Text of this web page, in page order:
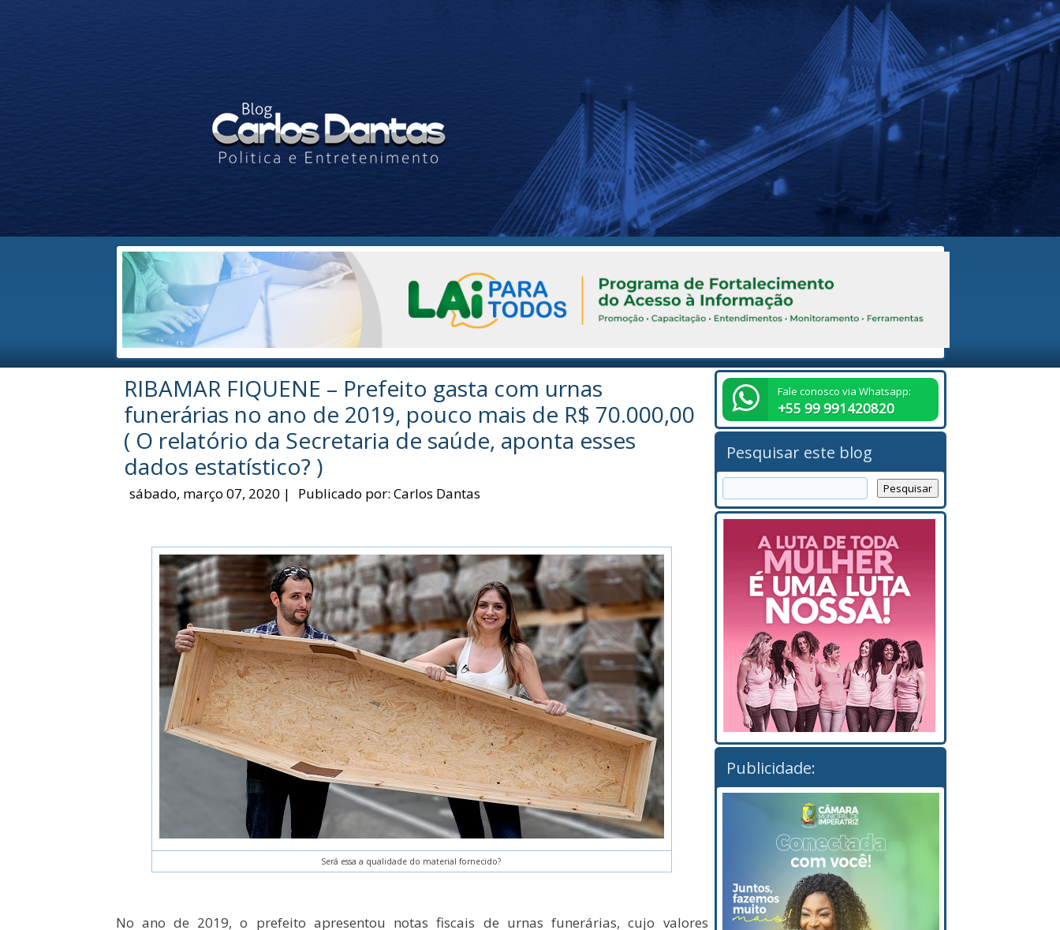
RIBAMAR FIQUENE – Prefeito gasta com urnas
funerárias no ano de 2019, pouco mais de R$ 70.000,00
( O relatório da Secretaria de saúde, aponta esses
dados estatístico? )
sábado, março 07, 2020 | Publicado por: Carlos Dantas
Será essa a qualidade do material fornecido?
No ano de 2019, o prefeito apresentou notas fiscais de urnas funerárias, cujo valores
Fale conosco via Whatsapp:
+55 99 991420820
Pesquisar este blog
Publicidade: